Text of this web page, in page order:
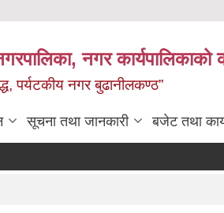
नगर कार्यपालिकाको
पर्यटकीय नगर बुढानीलकण्ठ”
सूचना तथा जानकारी बजेट तथा